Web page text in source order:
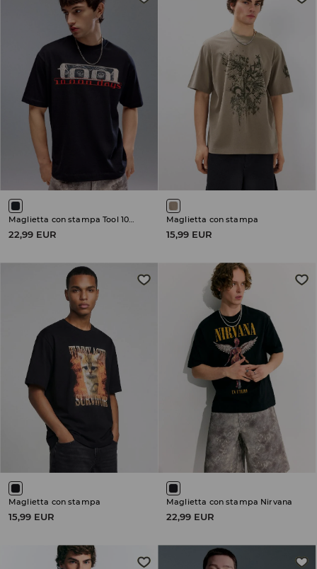
Maglietta con stampa Tool 10 000 Days
22,99 EUR
Maglietta con stampa
15,99 EUR
Maglietta con stampa
15,99 EUR
Maglietta con stampa Nirvana
22,99 EUR